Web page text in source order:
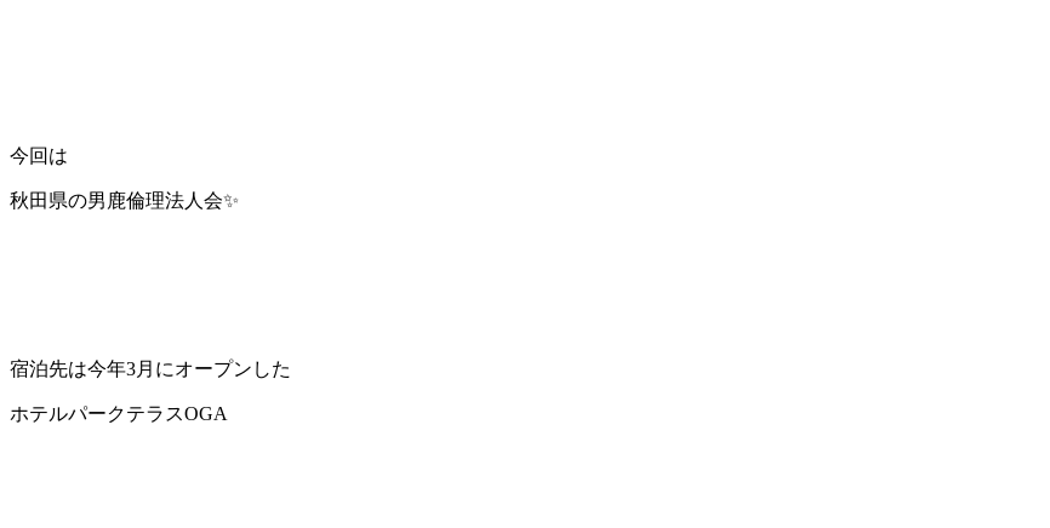
今回は
秋田県の男鹿倫理法人会✨️
宿泊先は今年3月にオープンした
ホテルパークテラスOGA